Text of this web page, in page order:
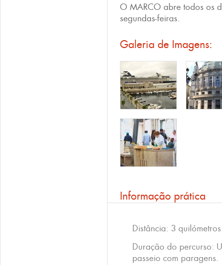
O MARCO abre todos os
segundas-feiras.
Galeria de Imagens:
Informação prática
Distância: 3
Duração do percurso:
passeio com paragens.